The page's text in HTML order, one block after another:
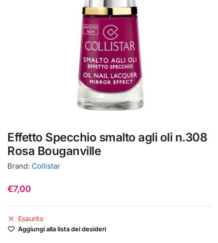
Effetto Specchio smalto agli oli n.308
Rosa Bouganville
Brand: Collistar
€7,00
Esaurito
Aggiungi alla lista dei desideri